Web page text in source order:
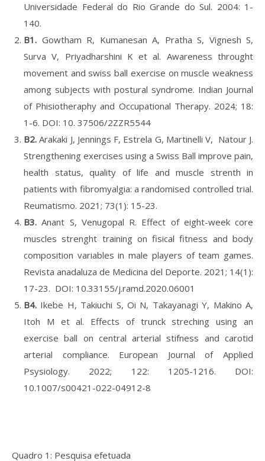
Universidade Federal do Rio Grande do Sul. 2004: 1-
140.
B1. Gowtham R, Kumanesan A, Pratha S, Vignesh S,
Surva V, Priyadharshini K et al. Awareness throught
movement and swiss ball exercise on muscle weakness
among subjects with postural syndrome. Indian Journal
of Phisiotheraphy and Occupational Therapy. 2024; 18:
1-6. DOI: 10. 37506/2ZZR5544
B2. Arakaki J, Jennings F, Estrela G, Martinelli V, Natour J.
Strengthening exercises using a Swiss Ball improve pain,
health status, quality of life and muscle strenth in
patients with fibromyalgia: a randomised controlled trial.
Reumatismo. 2021; 73(1): 15-23.
B3. Anant S, Venugopal R. Effect of eight-week core
muscles strenght training on fisical fitness and body
composition variables in male players of team games.
Revista anadaluza de Medicina del Deporte. 2021; 14(1):
17-23. DOI: 10.33155/j.ramd.2020.06001
B4. Ikebe H, Takiuchi S, Oi N, Takayanagi Y, Makino A,
Itoh M et al. Effects of trunck streching using an
exercise ball on central arterial stifness and carotid
arterial compliance. European Journal of Applied
Psysiology. 2022; 122: 1205-1216. DOI:
10.1007/s00421-022-04912-8
Quadro 1: Pesquisa efetuada